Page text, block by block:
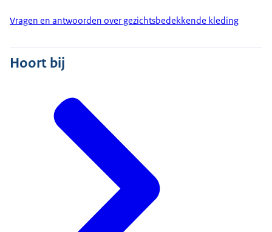
Vragen en antwoorden over gezichtsbedekkende kleding
Hoort bij